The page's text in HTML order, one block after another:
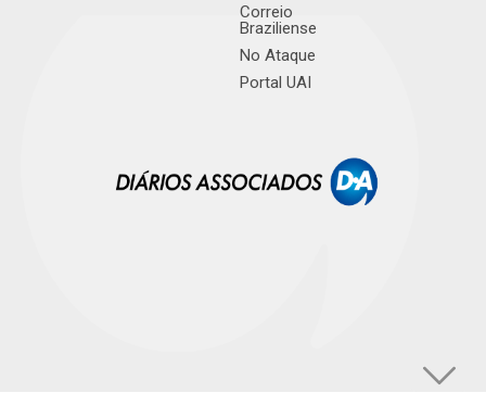
Correio
Braziliense
No Ataque
Portal UAI